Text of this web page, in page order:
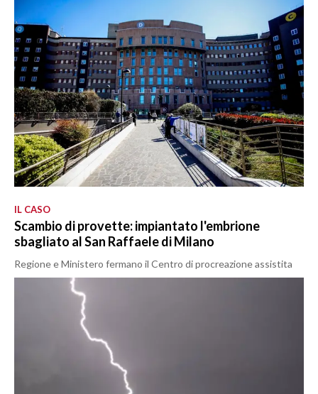
IL CASO
Scambio di provette: impiantato l'embrione
sbagliato al San Raffaele di Milano
Regione e Ministero fermano il Centro di procreazione assistita